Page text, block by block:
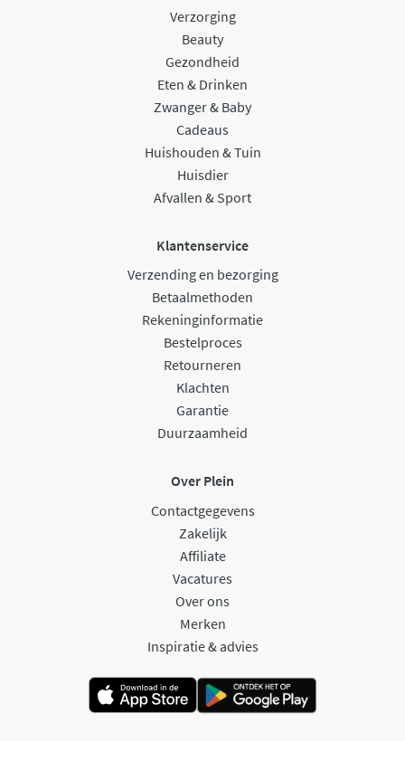
Verzorging
Beauty
Gezondheid
Eten & Drinken
Zwanger & Baby
Cadeaus
Huishouden & Tuin
Huisdier
Afvallen & Sport
Klantenservice
Verzending en bezorging
Betaalmethoden
Rekeninginformatie
Bestelproces
Retourneren
Klachten
Garantie
Duurzaamheid
Over Plein
Contactgegevens
Zakelijk
Affiliate
Vacatures
Over ons
Merken
Inspiratie & advies